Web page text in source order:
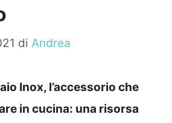
di Andrea
Inox, l’accessorio che
in cucina: una risorsa